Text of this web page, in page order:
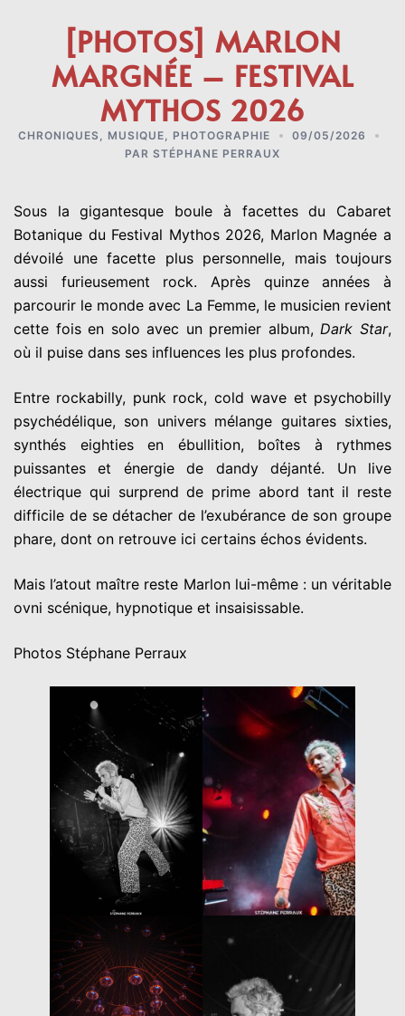
[PHOTOS] MARLON
MARGNÉE – FESTIVAL
MYTHOS 2026
CHRONIQUES MUSIQUE PHOTOGRAPHIE
09/05/2026
PAR STÉPHANE PERRAUX
Sous la gigantesque boule à facettes du Cabaret
Botanique du Festival Mythos 2026, Marlon Magnée a
dévoilé une facette plus personnelle, mais toujours
aussi furieusement rock. Après quinze années à
parcourir le monde avec La Femme, le musicien revient
cette fois en solo avec un premier album, Dark Star,
où il puise dans ses influences les plus profondes.
Entre rockabilly, punk rock, cold wave et psychobilly
psychédélique, son univers mélange guitares sixties,
synthés eighties en ébullition, boîtes à rythmes
puissantes et énergie de dandy déjanté. Un live
électrique qui surprend de prime abord tant il reste
difficile de se détacher de l’exubérance de son groupe
phare, dont on retrouve ici certains échos évidents.
Mais l’atout maître reste Marlon lui-même : un véritable
ovni scénique, hypnotique et insaisissable.
Photos Stéphane Perraux